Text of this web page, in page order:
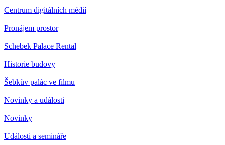
Centrum digitálních médií
Pronájem prostor
Schebek Palace Rental
Historie budovy
Šebkův palác ve filmu
Novinky a události
Novinky
Události a semináře